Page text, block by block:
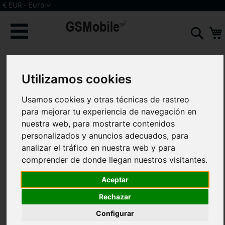
Utilizamos cookies
Usamos cookies y otras técnicas de rastreo
para mejorar tu experiencia de navegación en
nuestra web, para mostrarte contenidos
personalizados y anuncios adecuados, para
analizar el tráfico en nuestra web y para
comprender de donde llegan nuestros visitantes.
Aceptar
Rechazar
Configurar
Ir
al
contenido
Moneda
€ EUR - Euro
al
galería
imágenes